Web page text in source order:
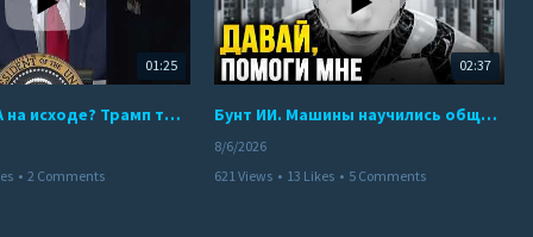
01:25
Арсенал США на исходе? Трамп требует объяснений
• 2 Comments
02:37
Бунт ИИ. Машины научились общаться
8/6/2026
621 Views • 13 Likes • 5 Comments